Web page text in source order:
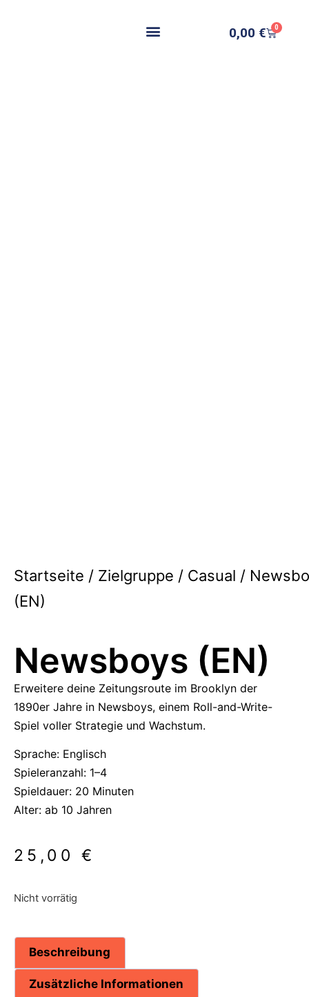
0,00 € 0
Startseite / Zielgruppe / Casual /
(EN)
Newsboys (EN)
Erweitere deine Zeitungsroute im Brooklyn der
1890er Jahre in Newsboys, einem Roll-and-Write-
Spiel voller Strategie und Wachstum.
Sprache: Englisch
Spieleranzahl: 1–4
Spieldauer: 20 Minuten
Alter: ab 10 Jahren
25,00€
Nicht vorrätig
Beschreibung
Zusätzliche Informationen